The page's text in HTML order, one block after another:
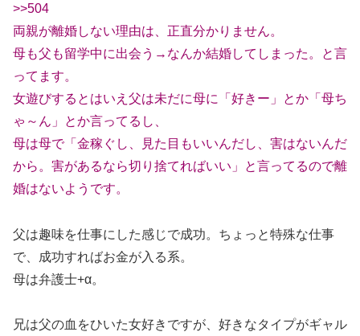
>>504
両親が離婚しない理由は、正直分かりません。
母も父も留学中に出会う→なんか結婚してしまった。と言
ってます。
女遊びするとはいえ父は未だに母に「好きー」とか「母ち
ゃ～ん」とか言ってるし、
母は母で「金稼ぐし、見た目もいいんだし、害はないんだ
から。害があるなら切り捨てればいい」と言ってるので離
婚はないようです。
父は趣味を仕事にした感じで成功。ちょっと特殊な仕事
で、成功すればお金が入る系。
母は弁護士+α。
兄は父の血をひいた女好きですが、好きなタイプがギャル